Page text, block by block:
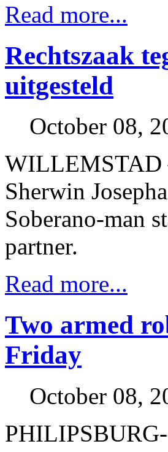
Read more...
Rechtszaak
uitgesteld
October 08,
WILLEMSTAD
Sherwin
Soberano-man
partner.
Read more...
Two armed
Friday
October 08,